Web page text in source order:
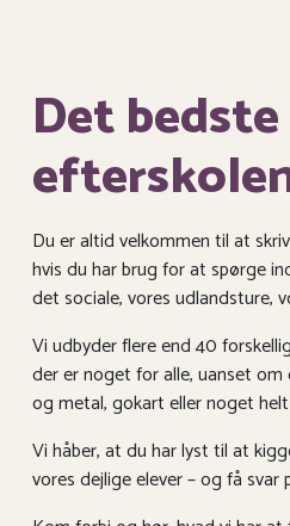
Det
Du er altid velkommen til at
hvis du har brug for at spørge
det sociale, vores udlandsture,
Vi udbyder flere end 40
der er noget for alle, uanset
og metal, gokart eller noget
Vi håber, at du har lyst til at
vores dejlige elever – og få svar